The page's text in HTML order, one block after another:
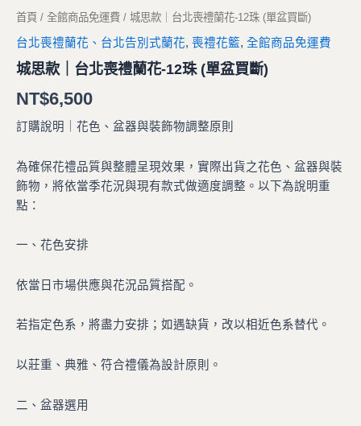
首頁 / 全館商品免運費 / 城思款｜台北喪禮蘭花-12珠 (單盆買斷)
台北喪禮蘭花、台北告別式蘭花, 喪禮花籃, 全館商品免運費
城思款｜台北喪禮蘭花-12珠 (單盆買斷)
NT$6,500
訂購說明｜花色、盆器與裝飾物調整原則
為確保花禮品質與整體呈現效果，實際出貨之花色、盆器與裝
飾物，將依當季花況與現有款式做適度調整。以下為說明重
點：
一、花色安排
依當日市場供應與花況品質搭配。
若指定色系，將盡力安排；如遇缺貨，改以相近色系替代。
以莊重、典雅、符合禮儀為設計原則。
二、盆器選用